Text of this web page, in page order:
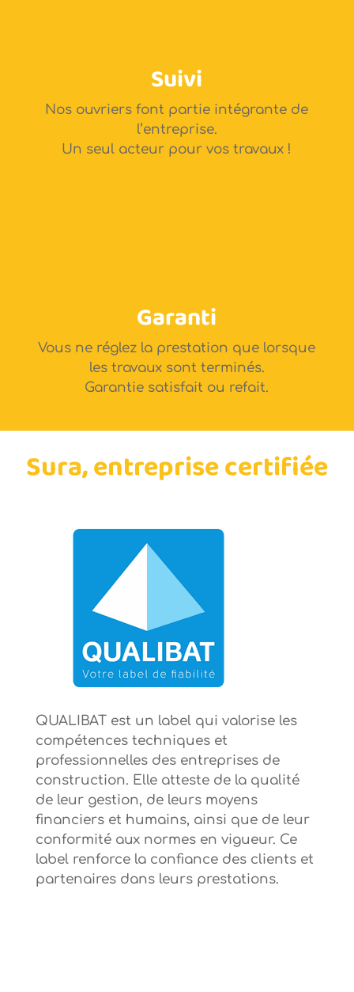
Suivi
Nos ouvriers font partie intégrante de
l’entreprise.
Un seul acteur pour vos travaux !
Garanti
Vous ne réglez la prestation que lorsque
les travaux sont terminés.
Garantie satisfait ou refait.
Sura, entreprise certifiée
QUALIBAT est un label qui valorise les
compétences techniques et
professionnelles des entreprises de
construction. Elle atteste de la qualité
de leur gestion, de leurs moyens
financiers et humains, ainsi que de leur
conformité aux normes en vigueur. Ce
label renforce la confiance des clients et
partenaires dans leurs prestations.